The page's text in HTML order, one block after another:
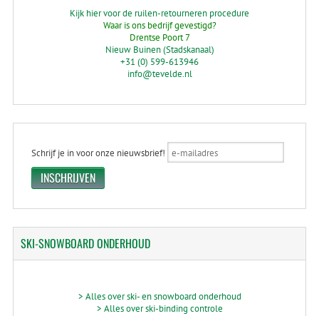
Kijk hier voor de ruilen-retourneren procedure
Waar is ons bedrijf gevestigd?
Drentse Poort 7
Nieuw Buinen (Stadskanaal)
+31 (0) 599-613946
info@tevelde.nl
Schrijf je in voor onze nieuwsbrief!
SKI-SNOWBOARDONDERHOUD
> Alles over ski- en snowboard onderhoud
> Alles over ski-binding controle